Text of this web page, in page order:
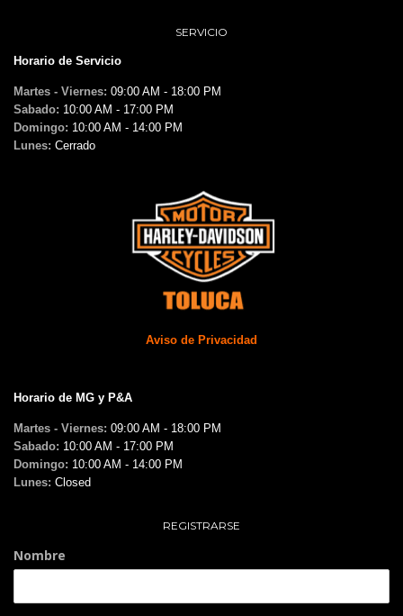
SERVICIO
Horario de Servicio
Martes - Viernes: 09:00 AM - 18:00 PM
Sabado: 10:00 AM - 17:00 PM
Domingo: 10:00 AM - 14:00 PM
Lunes: Cerrado
Aviso de Privacidad
Horario de MG y P&A
Martes - Viernes: 09:00 AM - 18:00 PM
Sabado: 10:00 AM - 17:00 PM
Domingo: 10:00 AM - 14:00 PM
Lunes: Closed
REGISTRARSE
Nombre